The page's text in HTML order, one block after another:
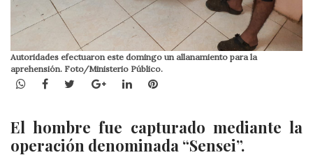
Autoridades efectuaron este domingo un allanamiento para la
aprehensión. Foto/Ministerio Público.
WhatsApp
Facebook
TwitterGoogle+LinkedInPinterest
El hombre fue capturado mediante la
operación denominada “Sensei”.